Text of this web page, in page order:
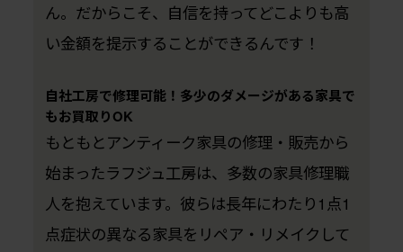
ん。だからこそ、自信を持ってどこよりも高
い金額を提示することができるんです！
自社工房で修理可能！多少のダメージがある家具で
もお買取りOK
もともとアンティーク家具の修理・販売から
始まったラフジュ工房は、多数の家具修理職
人を抱えています。彼らは長年にわたり1点1
点症状の異なる家具をリペア・リメイクして